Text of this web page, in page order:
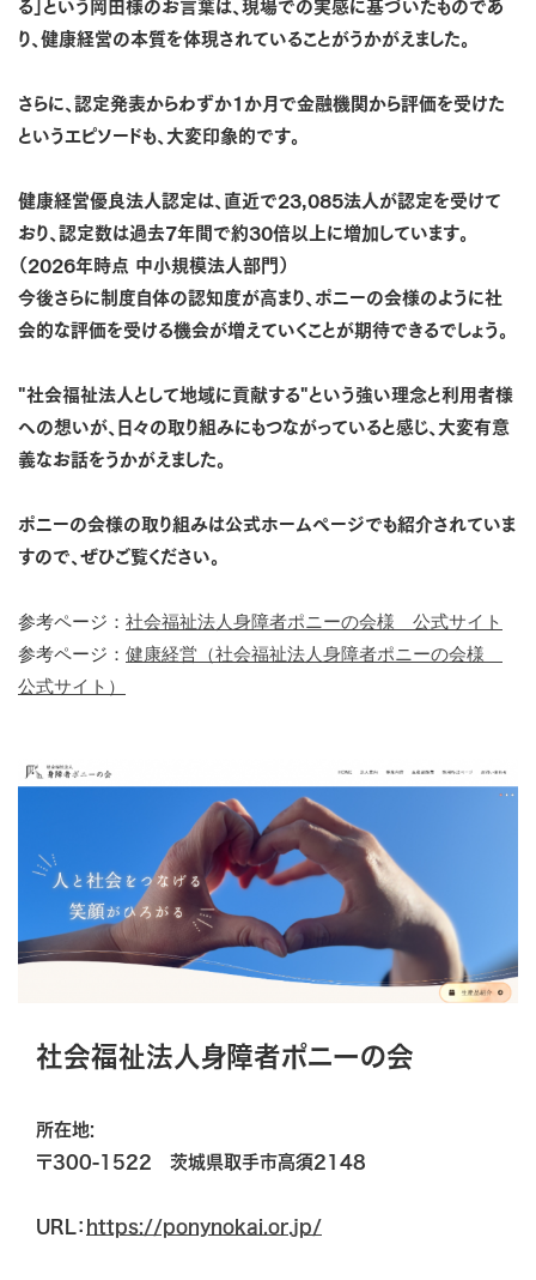
る」という岡田様のお言葉は、現場での実感に基づいたものであ
り、健康経営の本質を体現されていることがうかがえました。
さらに、認定発表からわずか1か月で金融機関から評価を受けた
というエピソードも、大変印象的です。
健康経営優良法人認定は、直近で23,085法人が認定を受けて
おり、認定数は過去7年間で約30倍以上に増加しています。
（2026年時点 中小規模法人部門）
今後さらに制度自体の認知度が高まり、ポニーの会様のように社
会的な評価を受ける機会が増えていくことが期待できるでしょう。
"社会福祉法人として地域に貢献する"という強い理念と利用者様
への想いが、日々の取り組みにもつながっていると感じ、大変有意
義なお話をうかがえました。
ポニーの会様の取り組みは公式ホームページでも紹介されていま
すので、ぜひご覧ください。
参考ページ： 社会福祉法人身障者ポニーの会様 公式サイト
参考ページ： 健康経営（社会福祉法人身障者ポニーの会様
公式サイト）
社会福祉法人身障者ポニーの会
所在地:
〒300-1522 茨城県取手市高須2148
URL： https://ponynokai.or.jp/